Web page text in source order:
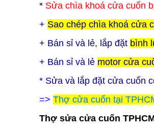
* Sửa chìa khoá cửa cuốn
+ Sao chép chìa khoá cửa
+ Bán sỉ và lẻ, lắp đặt bình
+ Bán sỉ và lẻ motor cửa
* Sửa và lắp đặt cửa cuốn
=> Thợ cửa cuốn tại
Thợ sửa cửa cuốn